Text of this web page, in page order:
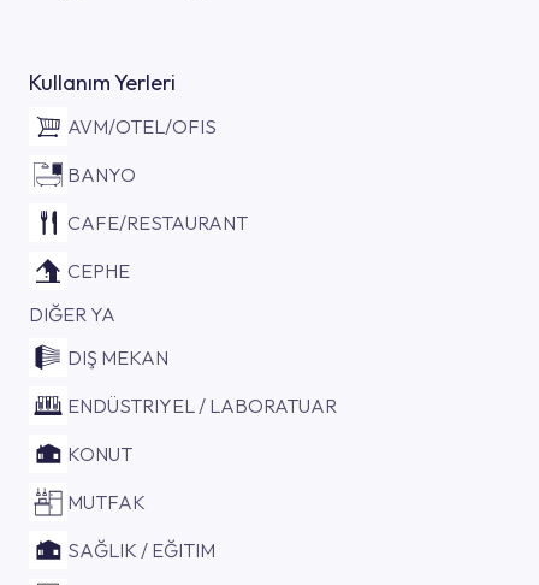
Kullanım Yerleri
AVM/OTEL/OFIS
BANYO
CAFE/RESTAURANT
CEPHE
DIĞER YA
DIŞ MEKAN
ENDÜSTRIYEL / LABORATUAR
KONUT
MUTFAK
SAĞLIK / EĞITIM